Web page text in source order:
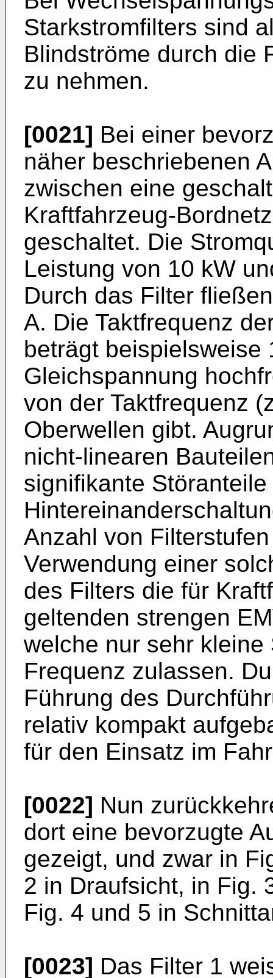
Starkstromfilters sind
Blindströme durch die
zu nehmen.
[0021] Bei einer
näher beschriebenen
zwischen eine
Kraftfahrzeug-
geschaltet. Die
Leistung von 10 kW
Durch das Filter
A. Die Taktfrequenz
beträgt
Gleichspannung
von der Taktfrequenz
Oberwellen gibt.
nicht-linearen
signifikante
Anzahl von
Verwendung einer
des Filters die für
geltenden strengen
welche nur sehr
Frequenz zulassen.
Führung des
relativ kompakt
für den Einsatz im
[0022] Nun
dort eine bevorzugte
gezeigt, und zwar in
2 in Draufsicht, in Fig.
Fig. 4 und 5 in
[0023] Das Filter 1